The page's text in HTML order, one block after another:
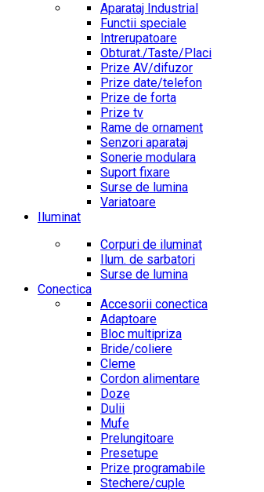
Aparataj Industrial
Functii speciale
Intrerupatoare
Obturat./Taste/Placi
Prize AV/difuzor
Prize date/telefon
Prize de forta
Prize tv
Rame de ornament
Senzori aparataj
Sonerie modulara
Suport fixare
Surse de lumina
Variatoare
Iluminat
Corpuri de iluminat
Ilum. de sarbatori
Surse de lumina
Conectica
Accesorii conectica
Adaptoare
Bloc multipriza
Bride/coliere
Cleme
Cordon alimentare
Doze
Dulii
Mufe
Prelungitoare
Presetupe
Prize programabile
Stechere/cuple